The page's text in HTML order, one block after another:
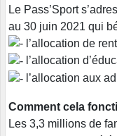
Le Pass’Sport
au 30 juin 2021 qui
l’allocation de
l’allocation
l’allocation aux
Comment cela
Les 3,3 millions de